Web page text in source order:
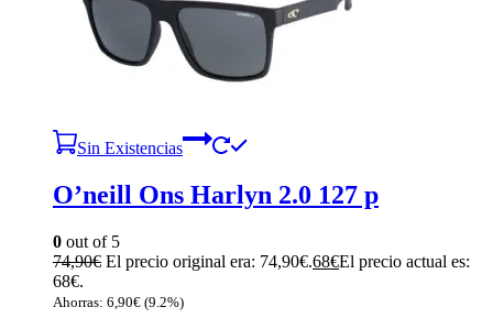
Sin Existencias
O’neill Ons Harlyn 2.0 127 p
0 out of 5
74,90€ El precio original era: 74,90€.68€El precio actual es:
68€.
Ahorras: 6,90€ (9.2%)